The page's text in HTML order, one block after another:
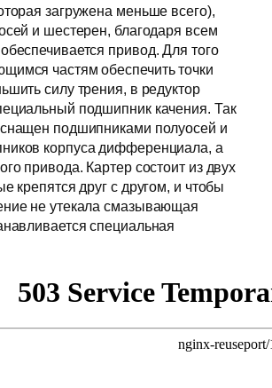
загружена меньше всего),
и шестерен, благодаря всем
привод. Для того
частям обеспечить точки
силу трения, в редуктор
подшипник качения. Так
подшипниками полуосей и
корпуса дифференциала, а
привода. Картер состоит из двух
крепятся друг с другом, и чтобы
не утекала смазывающая
специальная